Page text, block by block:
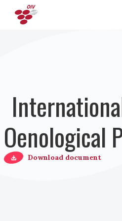
Oenological
Download document